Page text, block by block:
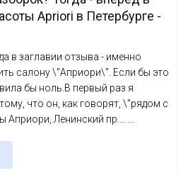
Apriori в Петербурге -
в заглавии отзыва - именно
салону \"Априори\". Если бы это
бы ноль.В первый раз я
что он, как говорят, \"рядом с
Ленинский пр.... ...